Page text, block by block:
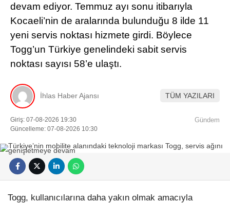
devam ediyor. Temmuz ayı sonu itibarıyla
Kocaeli’nin de aralarında bulunduğu 8 ilde 11
yeni servis noktası hizmete girdi. Böylece
Togg’un Türkiye genelindeki sabit servis
noktası sayısı 58’e ulaştı.
İhlas Haber Ajansı TÜM YAZILARI
Giriş: 07-08-2026 19:30
Güncelleme: 07-08-2026 10:30
Gündem
Togg, kullanıcılarına daha yakın olmak amacıyla